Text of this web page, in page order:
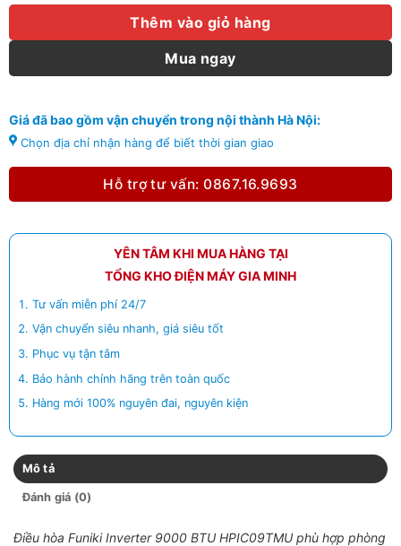
Thêm vào giỏ hàng
Mua ngay
Giá đã bao gồm vận chuyển trong nội thành Hà Nội:
Chọn địa chỉ nhận hàng để biết thời gian giao
Hỗ trợ tư vấn: 0867.16.9693
YÊN TÂM KHI MUA HÀNG TẠI
TỔNG KHO ĐIỆN MÁY GIA MINH
Tư vấn miễn phí 24/7
Vận chuyển siêu nhanh, giá siêu tốt
Phục vụ tận tâm
Bảo hành chính hãng trên toàn quốc
Hàng mới 100% nguyên đai, nguyên kiện
Mô tả
Đánh giá (0)
Điều hòa Funiki Inverter 9000 BTU HPIC09TMU phù hợp phòng